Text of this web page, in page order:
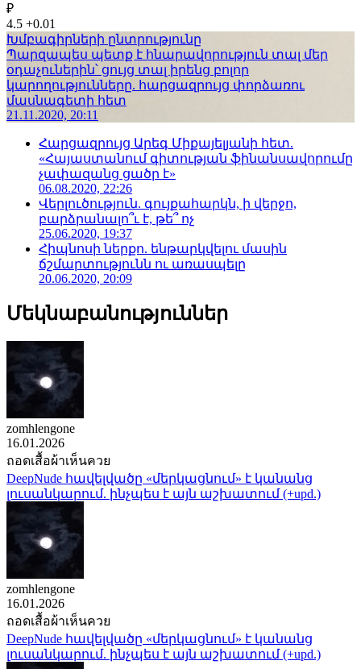
₽
4.5 +0.01
Խմբագիրների ընտրությունը
Պարզապես պետք է հնարավորություն տալ մեր
օդաչուներին՝ ցույց տալ իրենց բոլոր
կարողությունները. հարցազրույց փորձառու
մասնագետի հետ
21.11.2020, 20:11
Հարցազրույց Արեգ Միքայելյանի հետ.
«Հայաստանում գիտության ֆինանսավորումը
չափազանց ցածր է»
06.08.2020, 22:26
Վերլուծություն. գույքահարկն, ի վերջո,
բարձրանալո՞ւ է, թե՞ ոչ
25.06.2020, 19:37
Հիպնոսի ներքո. ենթարկվելու մասին
ճշմարտությունն ու առասպելը
20.06.2020, 20:09
Մեկնաբանություններ
zomhlengone
16.01.2026
ถอดเสื้อผ้าเห็นควย
DeepNude հավելվածը «մերկացնում» է կանանց
լուսանկարում. ինչպես է այն աշխատում (+upd.)
zomhlengone
16.01.2026
ถอดเสื้อผ้าเห็นควย
DeepNude հավելվածը «մերկացնում» է կանանց
լուսանկարում. ինչպես է այն աշխատում (+upd.)